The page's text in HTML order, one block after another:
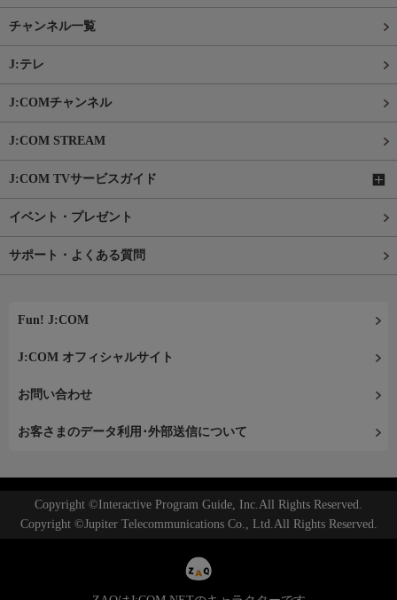
チャンネル一覧
J:テレ
J:COMチャンネル
J:COM STREAM
J:COM TVサービスガイド
イベント・プレゼント
サポート・よくある質問
Fun! J:COM
J:COM オフィシャルサイト
お問い合わせ
お客さまのデータ利用･外部送信について
Copyright ©Interactive Program Guide, Inc.All Rights Reserved.
Copyright ©Jupiter Telecommunications Co., Ltd.All Rights Reserved.